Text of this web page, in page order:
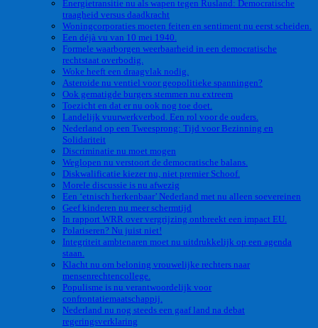
Energietransitie nu als wapen tegen Rusland: Democratische
traagheid versus daadkracht
Woningcorporaties moeten feiten en sentiment nu eerst scheiden.
Een déjà vu van 10 mei 1940.
Formele waarborgen weerbaarheid in een democratische
rechtstaat overbodig.
Woke heeft een draagvlak nodig.
Asteroide nu ventiel voor geopolitieke spanningen?
Ook gematigde burgers stemmen nu extreem
Toezicht en dat er nu ook nog toe doet.
Landelijk vuurwerkverbod. Een rol voor de ouders.
Nederland op een Tweesprong: Tijd voor Bezinning en
Solidariteit
Discriminatie nu moet mogen
Weglopen nu verstoort de democratische balans.
Diskwalificatie kiezer nu, niet premier Schoof.
Morele discussie is nu afwezig
Een ‘etnisch herkenbaar’ Nederland met nu alleen soevereinen
Geef kinderen nu meer schermtijd
In rapport WRR over vergrijzing ontbreekt een impact EU.
Polariseren? Nu juist niet!
Integriteit ambtenaren moet nu uitdrukkelijk op een agenda
staan.
Klacht nu om beloning vrouwelijke rechters naar
mensenrechtencollege.
Populisme is nu verantwoordelijk voor
confrontatiemaatschappij.
Nederland nu nog steeds een gaaf land na debat
regeringsverklaring